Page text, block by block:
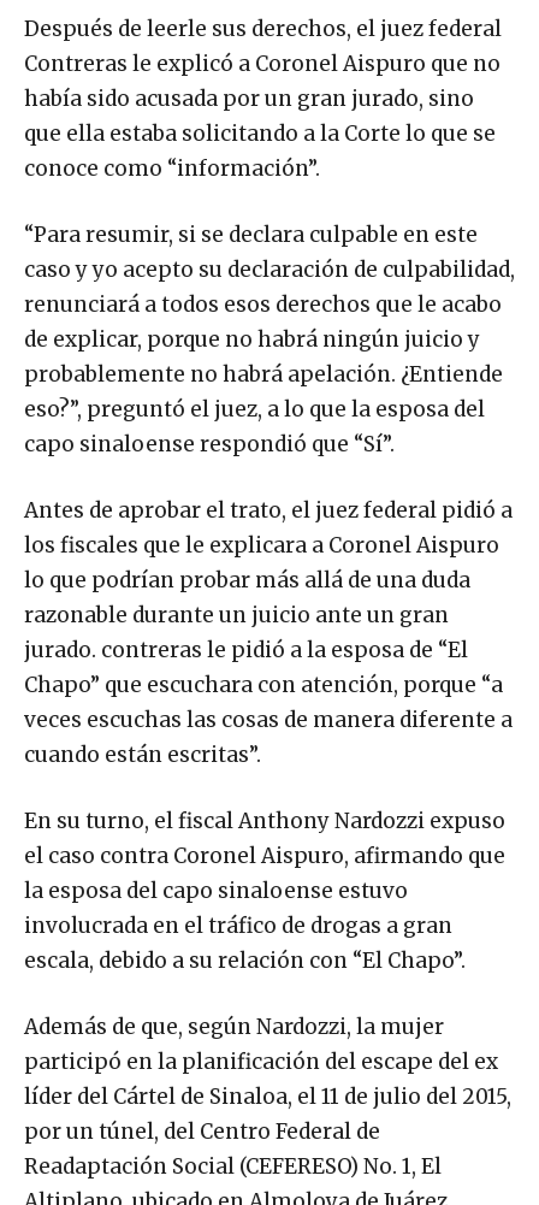
Después de leerle sus derechos, el juez federal
Contreras le explicó a Coronel Aispuro que no
había sido acusada por un gran jurado, sino
que ella estaba solicitando a la Corte lo que se
conoce como “información”.
“Para resumir, si se declara culpable en este
caso y yo acepto su declaración de culpabilidad,
renunciará a todos esos derechos que le acabo
de explicar, porque no habrá ningún juicio y
probablemente no habrá apelación. ¿Entiende
eso?”, preguntó el juez, a lo que la esposa del
capo sinaloense respondió que “Sí”.
Antes de aprobar el trato, el juez federal pidió a
los fiscales que le explicara a Coronel Aispuro
lo que podrían probar más allá de una duda
razonable durante un juicio ante un gran
jurado. contreras le pidió a la esposa de “El
Chapo” que escuchara con atención, porque “a
veces escuchas las cosas de manera diferente a
cuando están escritas”.
En su turno, el fiscal Anthony Nardozzi expuso
el caso contra Coronel Aispuro, afirmando que
la esposa del capo sinaloense estuvo
involucrada en el tráfico de drogas a gran
escala, debido a su relación con “El Chapo”.
Además de que, según Nardozzi, la mujer
participó en la planificación del escape del ex
líder del Cártel de Sinaloa, el 11 de julio del 2015,
por un túnel, del Centro Federal de
Readaptación Social (CEFERESO) No. 1, El
Altiplano, ubicado en Almoloya de Juárez,